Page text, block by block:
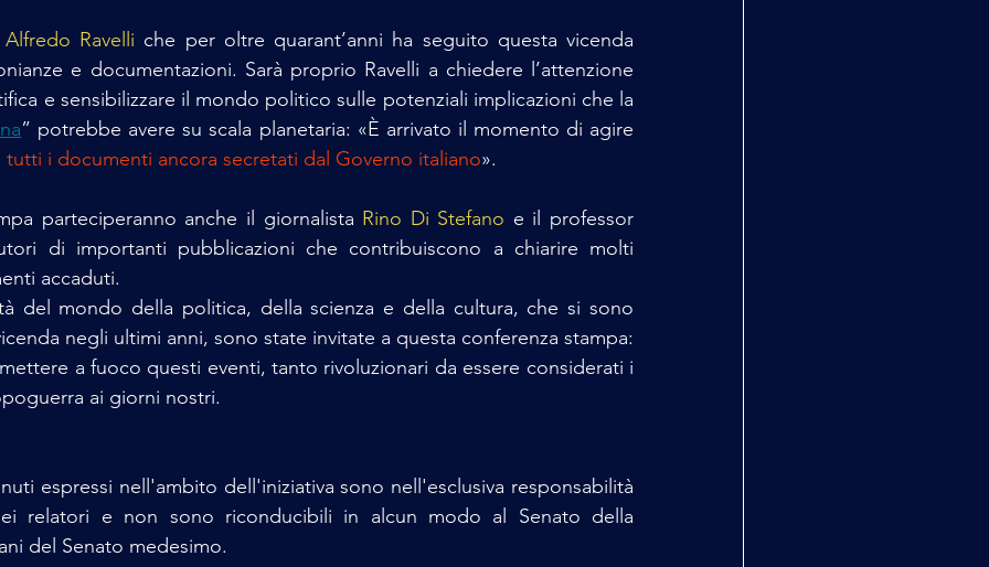
Alfredo Ravelli che per oltre quarant’anni ha seguito questa vicenda
e documentazioni. Sarà proprio Ravelli a chiedere l’attenzione
e sensibilizzare il mondo politico sulle potenziali implicazioni che la
” potrebbe avere su scala planetaria: «È arrivato il momento di agire
i documenti ancora secretati dal Governo italiano».
parteciperanno anche il giornalista Rino Di Stefano
di importanti pubblicazioni che contribuiscono a chiarire molti
accaduti.
del mondo della politica, della scienza e della cultura, che si sono
negli ultimi anni, sono state invitate a questa conferenza stampa:
a fuoco questi eventi, tanto rivoluzionari da essere considerati i
ai giorni nostri.
espressi nell'ambito dell'iniziativa sono nell'esclusiva responsabilità
relatori e non sono riconducibili in alcun modo al Senato della
del Senato medesimo.